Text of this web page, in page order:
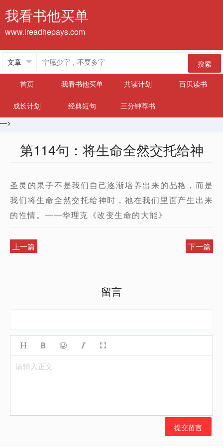
我看书他买单
www.ireadhepays.com
搜索
首页
我看书他买单 共读计划 百贝读书
成长计划 经典短句
三分钟荐书
—>
第114句：将生命全然交托给神
圣灵的果子不是我们自己逐渐培养出来的品格，而是
我们将生命全然交托给神时，祂在我们里面产生出来
的性情。——华理克《改变生命的大能》
上一篇 下一篇
留言
请输入正文
提交留言